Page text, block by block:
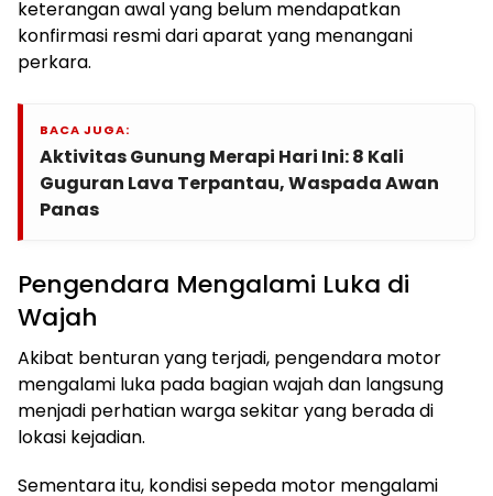
keterangan awal yang belum mendapatkan
konfirmasi resmi dari aparat yang menangani
perkara.
BACA JUGA:
Aktivitas Gunung Merapi Hari Ini: 8 Kali
Guguran Lava Terpantau, Waspada Awan
Panas
Pengendara Mengalami Luka di
Wajah
Akibat benturan yang terjadi, pengendara motor
mengalami luka pada bagian wajah dan langsung
menjadi perhatian warga sekitar yang berada di
lokasi kejadian.
Sementara itu, kondisi sepeda motor mengalami